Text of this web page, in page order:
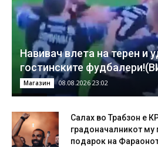
Навивач влета на терен и
гостинските
Магазин 08.08.2026 23:02
Салах во Трабзон е
градоначалникот му
подарок на